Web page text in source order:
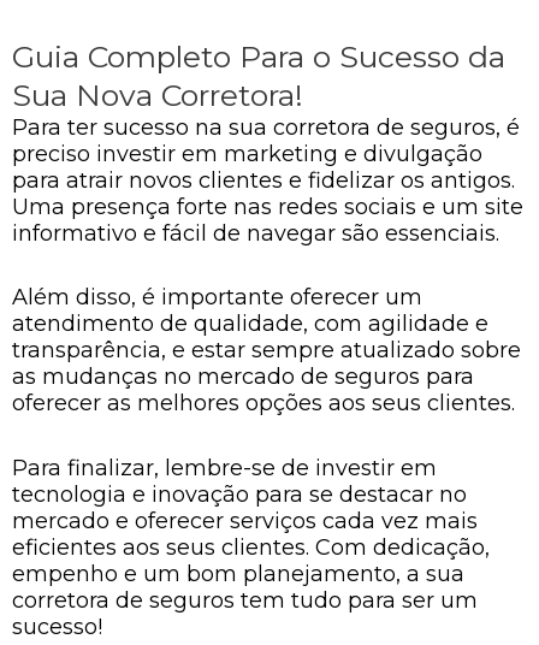
Guia Completo Para o Sucesso da
Sua Nova Corretora!
Para ter sucesso na sua corretora de seguros, é
preciso investir em marketing e divulgação
para atrair novos clientes e fidelizar os antigos.
Uma presença forte nas redes sociais e um site
informativo e fácil de navegar são essenciais.
Além disso, é importante oferecer um
atendimento de qualidade, com agilidade e
transparência, e estar sempre atualizado sobre
as mudanças no mercado de seguros para
oferecer as melhores opções aos seus clientes.
Para finalizar, lembre-se de investir em
tecnologia e inovação para se destacar no
mercado e oferecer serviços cada vez mais
eficientes aos seus clientes. Com dedicação,
empenho e um bom planejamento, a sua
corretora de seguros tem tudo para ser um
sucesso!